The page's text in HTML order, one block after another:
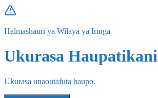
Halmashauri ya Wilaya ya Iringa
Ukurasa Haupatikani
Ukurasa unaoutafuta haupo.